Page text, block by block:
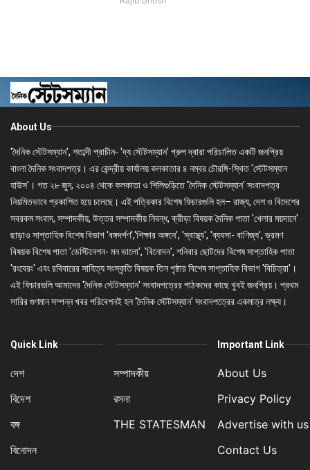
About Us
'দৈনিক স্টেটসম্যান', শতাব্দী প্রাচীন- 'দ্য স্টেটসম্যান' গ্রুপ দ্বারা পরিচালিত একটি জনপ্রিয়
বাংলা দৈনিক সংবাদপত্র। এর কেন্দ্রীয় কার্যালয় কলকাতার ৪ নম্বর চৌরঙ্গি-স্থিত 'স্টেটসম্যান
হাউস'। গত ২৮ জুন, ২০০৪ থেকে কলকাতা ও শিলিগুড়িতে 'দৈনিক স্টেটসম্যান' সংবাদপত্র
নিয়মিতভাবে প্রকাশিত হয়ে চলেছে। এই পত্রিকার বিশেষ ফিচারগুলি হল– রাজ্য, দেশ ও বিদেশের
সবরকম সংবাদ, সম্পাদকীয়, উত্তর সম্পাদকীয় নিবন্ধ, ক্রীড়া বিষয়ক দৈনিক পাতা 'খেলার ময়দানে'
ছাড়াও সাপ্তাহিক বিশেষ বিভাগ 'বঙ্গদর্পণ','শিক্ষার অঙ্গনে', 'স্বাস্থ্য', 'ব্যবসা- বাণিজ্য', ভ্রমণ
বিষয়ক বিশেষ পাতা 'ডেস্টিনেশন- মন ভালো', 'বিনোদন', শনিবার ছোটদের বিশেষ সাপ্তাহিক পাতা
'রংবেরং' এবং রবিবারের সাহিত্য সংস্কৃতি বিষয়ক তিন পৃষ্ঠার বিশেষ সাপ্তাহিক বিভাগ 'বিচিত্রা'।
এই ফিচারগুলি আমাদের 'দৈনিক স্টেটসম্যান' সংবাদপত্রের পাঠকদের কাছে খুবই জনপ্রিয়। প্রথম
সারির গুণমান সম্পন্ন খবর পরিবেশনই হল 'দৈনিক স্টেটসম্যান' সংবাদপত্রের একমাত্র লক্ষ্য।
Quick Link
দেশ
বিদেশ
বঙ্গ
বিনোদন
সম্পাদকীয়
রসনা
THE STATESMAN
Important Link
About Us
Privacy Policy
Advertise with us
Contact Us